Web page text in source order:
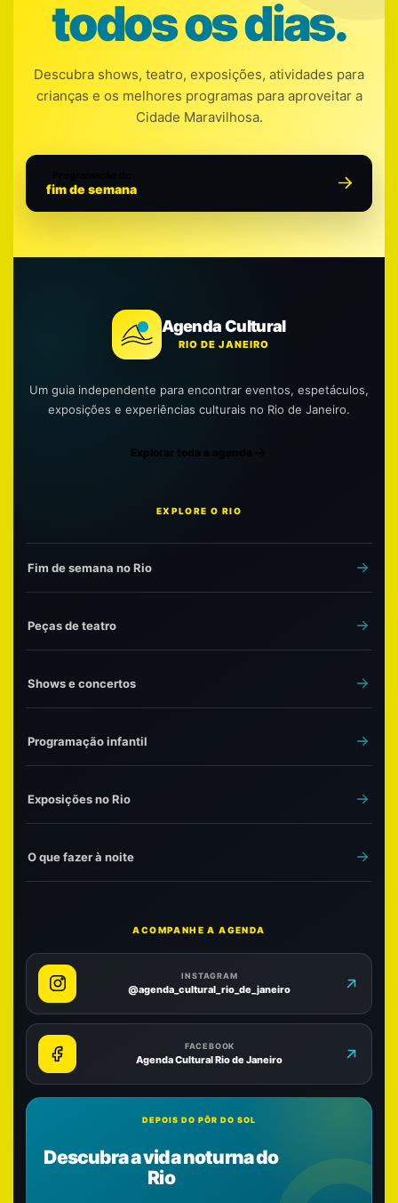
todos os dias.
Descubra shows, teatro, exposições, atividades para
crianças e os melhores programas para aproveitar a
Cidade Maravilhosa.
fim de semana
Agenda Cultural
RIO DE JANEIRO
Um guia independente para encontrar eventos, espetáculos,
exposições e experiências culturais no Rio de Janeiro.
Explorar toda a agenda
EXPLORE O RIO
Fim de semana no Rio
Peças de teatro
Shows e concertos
Programação infantil
Exposições no Rio
O que fazer à noite
ACOMPANHE A AGENDA
INSTAGRAM
@agenda_cultural_rio_de_janeiro
FACEBOOK
Agenda Cultural Rio de Janeiro
DEPOIS DO PÔR DO SOL
Descubra a vida noturna do
Rio